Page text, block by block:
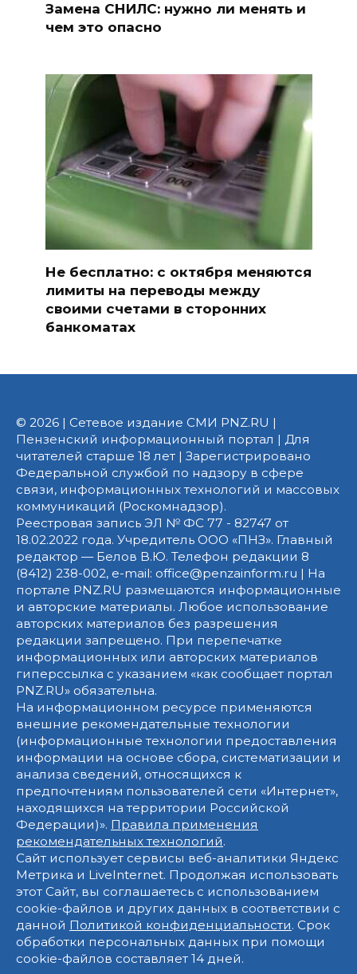
Замена СНИЛС: нужно ли менять и
чем это опасно
Не бесплатно: с октября меняются
лимиты на переводы между
своими счетами в сторонних
банкоматах
© 2026 | Сетевое издание СМИ PNZ.RU |
Пензенский информационный портал | Для
читателей старше 18 лет | Зарегистрировано
Федеральной службой по надзору в сфере
связи, информационных технологий и массовых
коммуникаций (Роскомнадзор).
Реестровая запись ЭЛ № ФС 77 - 82747 от
18.02.2022 года. Учредитель ООО «ПНЗ». Главный
редактор — Белов В.Ю. Телефон редакции 8
(8412) 238-002, e-mail: office@penzainform.ru | На
портале PNZ.RU размещаются информационные
и авторские материалы. Любое использование
авторских материалов без разрешения
редакции запрещено. При перепечатке
информационных или авторских материалов
гиперссылка с указанием «как сообщает портал
PNZ.RU» обязательна.
На информационном ресурсе применяются
внешние рекомендательные технологии
(информационные технологии предоставления
информации на основе сбора, систематизации и
анализа сведений, относящихся к
предпочтениям пользователей сети «Интернет»,
находящихся на территории Российской
Федерации)». Правила применения
рекомендательных технологий.
Сайт использует сервисы веб-аналитики Яндекс
Метрика и LiveInternet. Продолжая использовать
этот Сайт, вы соглашаетесь с использованием
cookie-файлов и других данных в соответствии с
данной Политикой конфиденциальности. Срок
обработки персональных данных при помощи
cookie-файлов составляет 14 дней.